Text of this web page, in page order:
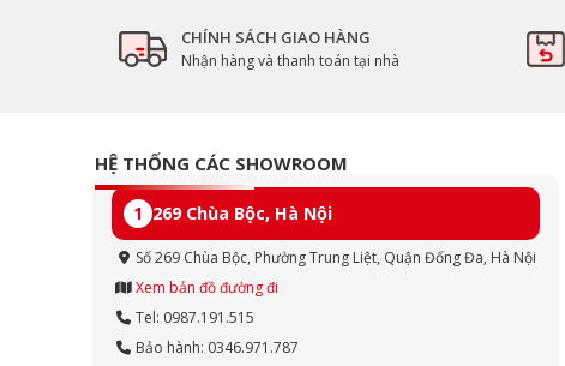
CHÍNH SÁCH GIAO HÀNG
Nhận hàng và thanh toán tại nhà
HỆ THỐNG CÁC SHOWROOM
1 269 Chùa Bộc, Hà Nội
Số 269 Chùa Bộc, Phường Trung Liệt, Quận Đống Đa, Hà Nội
Xem bản đồ đường đi
Tel: 0987.191.515
Bảo hành: 0346.971.787